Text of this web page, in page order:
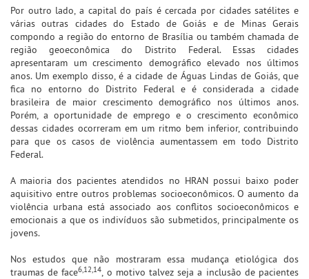
Por outro lado, a capital do país é cercada por cidades satélites e
várias outras cidades do Estado de Goiás e de Minas Gerais
compondo a região do entorno de Brasília ou também chamada de
região geoeconômica do Distrito Federal. Essas cidades
apresentaram um crescimento demográfico elevado nos últimos
anos. Um exemplo disso, é a cidade de Águas Lindas de Goiás, que
fica no entorno do Distrito Federal e é considerada a cidade
brasileira de maior crescimento demográfico nos últimos anos.
Porém, a oportunidade de emprego e o crescimento econômico
dessas cidades ocorreram em um ritmo bem inferior, contribuindo
para que os casos de violência aumentassem em todo Distrito
Federal.
A maioria dos pacientes atendidos no HRAN possui baixo poder
aquisitivo entre outros problemas socioeconômicos. O aumento da
violência urbana está associado aos conflitos socioeconômicos e
emocionais a que os indivíduos são submetidos, principalmente os
jovens.
Nos estudos que não mostraram essa mudança etiológica dos
traumas de face6,12,14, o motivo talvez seja a inclusão de pacientes